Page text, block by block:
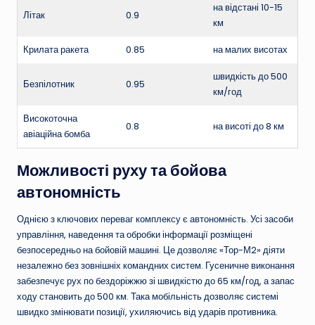
Літак 0.9
на відстані 10-15
км
Крилата ракета 0.85 на малих висотах
Безпілотник 0.95
швидкість до 500
км/год
Високоточна
авіаційна бомба
0.8 на висоті до 8 км
Можливості руху та бойова
автономність
Однією з ключових переваг комплексу є автономність. Усі засоби
управління, наведення та обробки інформації розміщені
безпосередньо на бойовій машині. Це дозволяє «Тор-М2» діяти
незалежно без зовнішніх командних систем. Гусеничне виконання
забезпечує рух по бездоріжжю зі швидкістю до 65 км/год, а запас
ходу становить до 500 км. Така мобільність дозволяє системі
швидко змінювати позиції, ухиляючись від ударів противника.